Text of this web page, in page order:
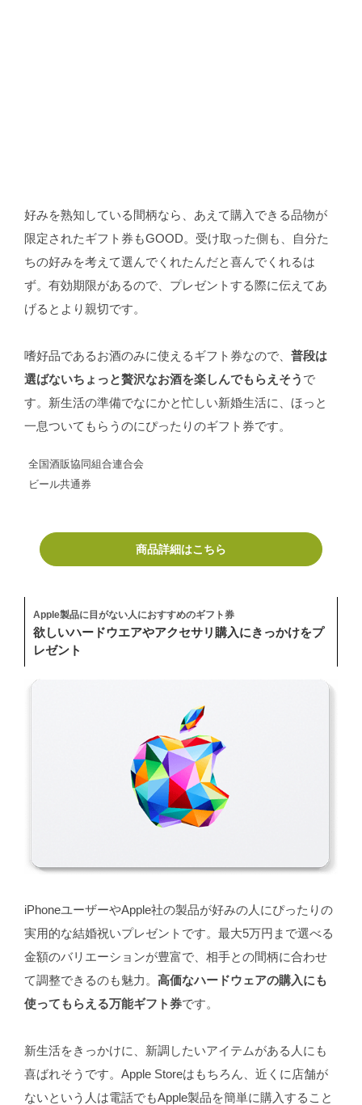
好みを熟知している間柄なら、あえて購入できる品物が
限定されたギフト券もGOOD。受け取った側も、自分た
ちの好みを考えて選んでくれたんだと喜んでくれるは
ず。有効期限があるので、プレゼントする際に伝えてあ
げるとより親切です。
嗜好品であるお酒のみに使えるギフト券なので、 普段は
選ばないちょっと贅沢なお酒を楽しんでもらえそう で
す。新生活の準備でなにかと忙しい新婚生活に、ほっと
一息ついてもらうのにぴったりのギフト券です。
全国酒販協同組合連合会
ビール共通券
商品詳細はこちら
Apple製品に目がない人におすすめのギフト券
欲しいハードウエアやアクセサリ購入にきっかけをプ
レゼント
iPhoneユーザーやApple社の製品が好みの人にぴったりの
実用的な結婚祝いプレゼントです。最大5万円まで選べる
金額のバリエーションが豊富で、相手との間柄に合わせ
て調整できるのも魅力。 高価なハードウェアの購入にも
使ってもらえる万能ギフト券です。
新生活をきっかけに、新調したいアイテムがある人にも
喜ばれそうです。Apple Storeはもちろん、近くに店舗が
ないという人は電話でもApple製品を簡単に購入すること